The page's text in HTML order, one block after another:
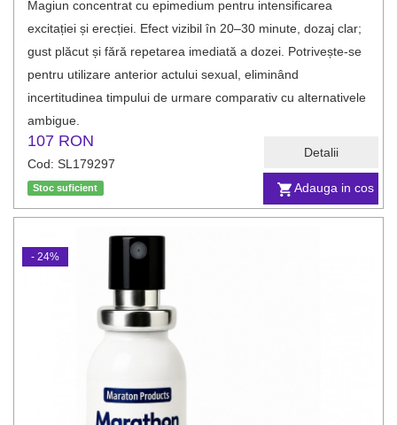
Adauga in cos
Detalii
Magiun concentrat cu epimedium pentru intensificarea
excitației și erecției. Efect vizibil în 20–30 minute, dozaj clar;
gust plăcut și fără repetarea imediată a dozei. Potrivește-se
pentru utilizare anterior actului sexual, eliminând
incertitudinea timpului de urmare comparativ cu alternativele
ambigue.
107 RON
Cod: SL179297
Stoc suficient
- 24%